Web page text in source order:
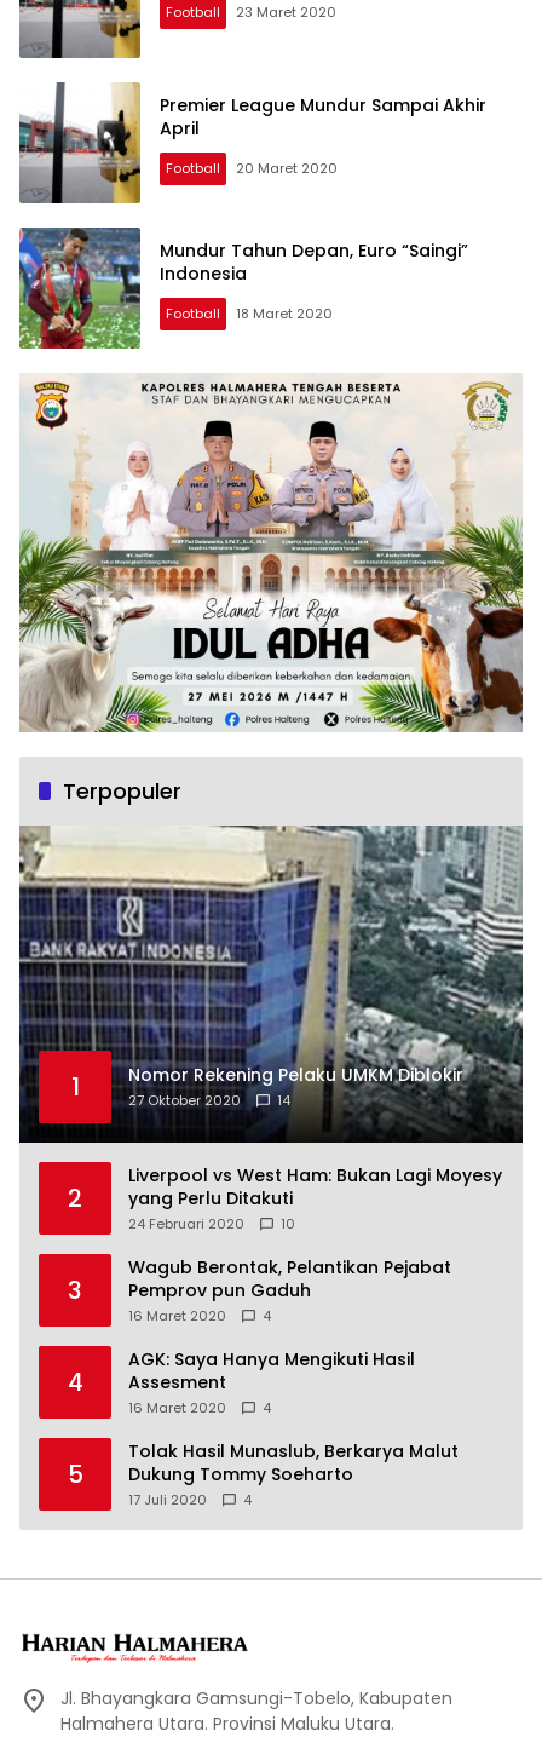
Football 23 Maret 2020
Premier League Mundur Sampai Akhir
April
Football 20 Maret 2020
Mundur Tahun Depan, Euro “Saingi”
Indonesia
Football 18 Maret 2020
Terpopuler
1 Nomor Rekening Pelaku UMKM Diblokir
27 Oktober 2020 14
2
Liverpool vs West Ham: Bukan Lagi Moyesy
yang Perlu Ditakuti
24 Februari 2020 10
3
Wagub Berontak, Pelantikan Pejabat
Pemprov pun Gaduh
16 Maret 2020 4
4
AGK: Saya Hanya Mengikuti Hasil
Assesment
16 Maret 2020 4
5
Tolak Hasil Munaslub, Berkarya Malut
Dukung Tommy Soeharto
17 Juli 2020 4
Jl. Bhayangkara Gamsungi-Tobelo, Kabupaten
Halmahera Utara. Provinsi Maluku Utara.